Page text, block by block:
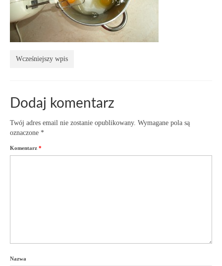
Wcześniejszy wpis
Dodaj komentarz
Twój adres email nie zostanie opublikowany. Wymagane pola są
oznaczone *
Komentarz *
Nazwa